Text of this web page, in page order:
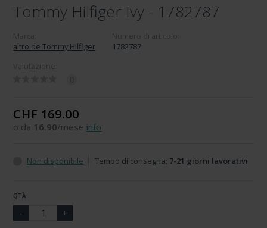
Tommy Hilfiger Ivy - 1782787
altro de Tommy Hilfiger
1782787
CHF 169.00
o da 16.90/mese info
Non disponibile Tempo di consegna: 7-21 giorni lavorativi
QTÀ